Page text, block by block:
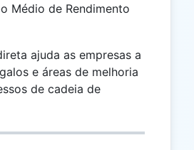
Médio de Rendimento
ajuda as empresas a
e áreas de melhoria
de cadeia de